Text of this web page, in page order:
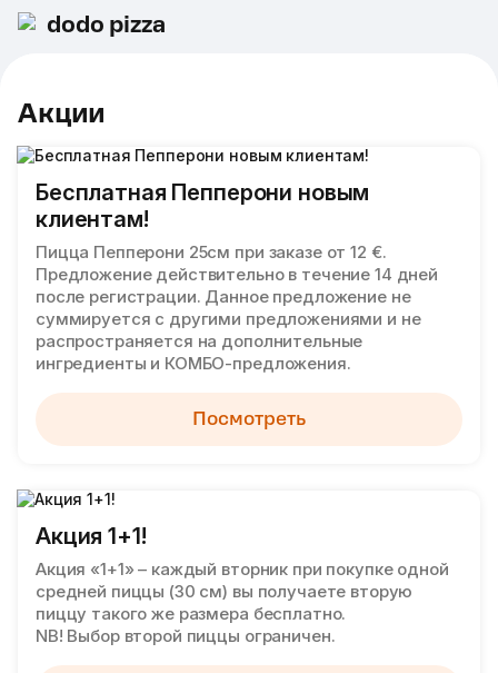
dodo pizza
Акции
Бесплатная Пепперони новым
клиентам!
Пицца Пепперони 25см при заказе от 12 €.
Предложение действительно в течение 14 дней
после регистрации. Данное предложение не
суммируется с другими предложениями и не
распространяется на дополнительные
ингредиенты и КОМБО-предложения.
Посмотреть
Акция 1+1!
Акция «1+1» – каждый вторник при покупке одной
средней пиццы (30 см) вы получаете вторую
пиццу такого же размера бесплатно.
NB! Выбор второй пиццы ограничен.